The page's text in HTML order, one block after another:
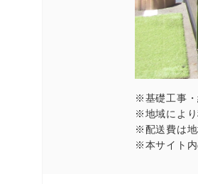
※基礎工事・
※地域により
※配送費は地
※本サイト内